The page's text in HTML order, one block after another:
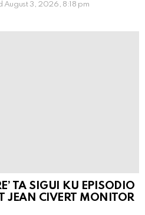
August 3, 2026, 8:18 pm
TA SIGUI KU EPISODIO
JEAN CIVERT MONITOR